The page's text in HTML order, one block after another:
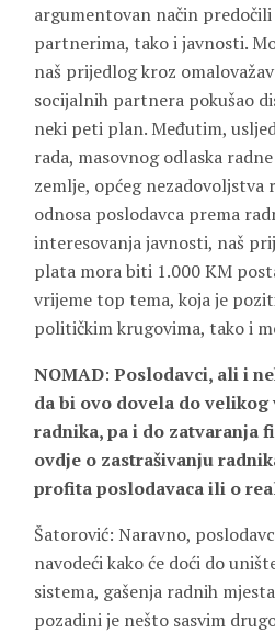
argumentovan način
partnerima, tako i javnosti.
naš prijedlog kroz
socijalnih partnera pokušao
neki peti plan. Međutim,
rada, masovnog odlaska
zemlje, općeg nezadovoljstva
odnosa poslodavca prema
interesovanja javnosti, naš
plata mora biti 1.000 KM
vrijeme top tema, koja je
političkim krugovima, tako i
NOMAD: Poslodavci, ali i
da bi ovo dovela do
radnika, pa i do zatvaranja
ovdje o zastrašivanju
profita poslodavaca ili o
Šatorović: Naravno,
navodeći kako će doći do
sistema, gašenja radnih
pozadini je nešto sasvim